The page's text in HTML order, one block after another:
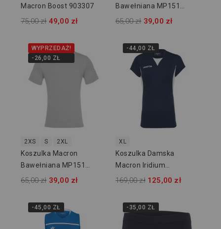
Macron Boost 903307
75,00 zł 49,00 zł
Bawełniana MP151
902609
65,00 zł 39,00 zł
WYPRZEDAŻ!
-26,00 ZŁ
2XS S 2XL
Koszulka Macron
Bawełniana MP151
902619
65,00 zł 39,00 zł
-44,00 ZŁ
XL
Koszulka Damska
Macron Iridium
20490701
169,00 zł 125,00 zł
-45,00 ZŁ -35,00 ZŁ